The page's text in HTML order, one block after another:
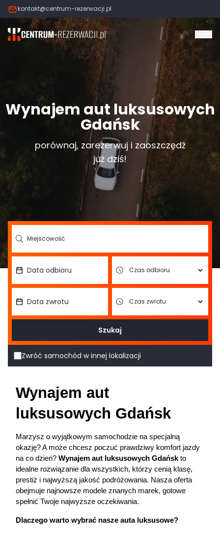
kontakt@centrum-rezerwacji.pl
Wynajem aut luksusowych
Gdańsk
porównaj, zarezerwuj i zaoszczędź
już dziś!
Zwróć samochód w innej lokalizacji
Szukaj
Wynajem aut
luksusowych Gdańsk
Marzysz o wyjątkowym samochodzie na specjalną
okazję? A może chcesz poczuć prawdziwy komfort jazdy
na co dzień? Wynajem aut luksusowych Gdańsk to
idealne rozwiązanie dla wszystkich, którzy cenią klasę,
prestiż i najwyższą jakość podróżowania. Nasza oferta
obejmuje najnowsze modele znanych marek, gotowe
spełnić Twoje najwyższe oczekiwania.
Dlaczego warto wybrać nasze auta luksusowe?